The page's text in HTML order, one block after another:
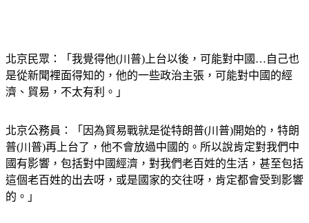
是從新聞裡面得知的，他的一些政治主張，可能對中國的經
濟、貿易，不太有利。」
普(川普)再上台了，他不會放過中國的。所以說肯定對我們中
國有影響，包括對中國經濟，對我們老百姓的生活，甚至包括
這個老百姓的出去呀，或是國家的交往呀，肯定都會受到影響
的。」